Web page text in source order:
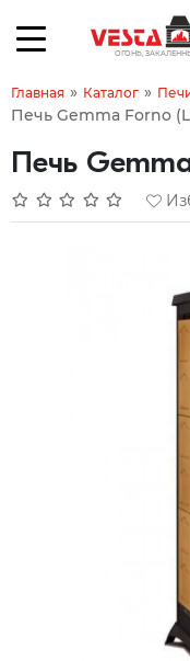
Главная » Каталог »
Печь Gemma Forno
Печь